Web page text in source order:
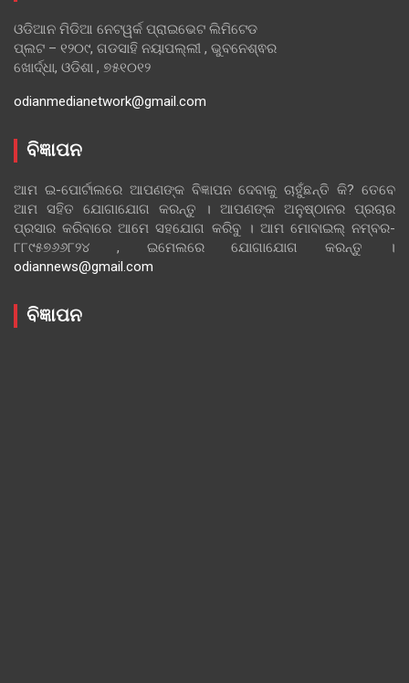
ଓଡିଆନ ମିଡିଆ ନେଟୱର୍କ ପ୍ରାଇଭେଟ ଲିମିଟେଡ
ପ୍ଲଟ – ୧୨୦୯, ଗଡସାହି ନୟାପଲ୍ଲୀ , ଭୁବନେଶ୍ଵର
ଖୋର୍ଦ୍ଧା, ଓଡିଶା , ୭୫୧୦୧୨
odianmedianetwork@gmail.com
ବିଜ୍ଞାପନ
ଆମ ଇ-ପୋର୍ଟାଲରେ ଆପଣଙ୍କ ବିଜ୍ଞାପନ ଦେବାକୁ ଚାହୁଁଛନ୍ତି କି? ତେବେ
ଆମ ସହିତ ଯୋଗାଯୋଗ କରନ୍ତୁ । ଆପଣଙ୍କ ଅନୁଷ୍ଠାନର ପ୍ରଚାର
ପ୍ରସାର କରିବାରେ ଆମେ ସହଯୋଗ କରିବୁ । ଆମ ମୋବାଇଲ୍ ନମ୍ବର-
୮୮୯୫୭୬୬୮୨୪ , ଇମେଲରେ ଯୋଗାଯୋଗ କରନ୍ତୁ ।
odiannews@gmail.com
ବିଜ୍ଞାପନ